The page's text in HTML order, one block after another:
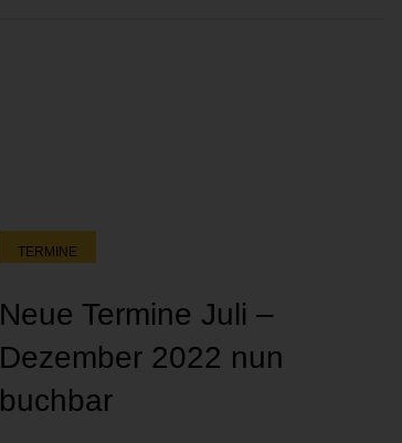
TERMINE
Neue Termine Juli –
Dezember 2022 nun
buchbar